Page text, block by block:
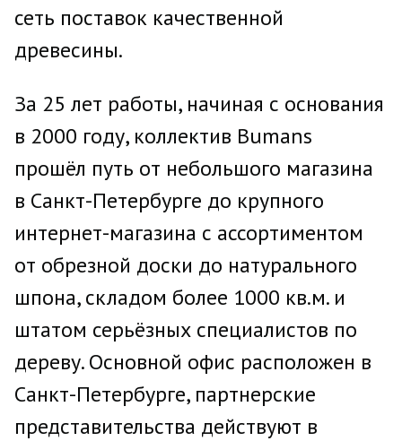
сеть поставок качественной
древесины.
За 25 лет работы, начиная с основания
в 2000 году, коллектив Bumans
прошёл путь от небольшого магазина
в Санкт-Петербурге до крупного
интернет-магазина с ассортиментом
от обрезной доски до натурального
шпона, складом более 1000 кв.м. и
штатом серьёзных специалистов по
дереву. Основной офис расположен в
Санкт-Петербурге, партнерские
представительства действуют в